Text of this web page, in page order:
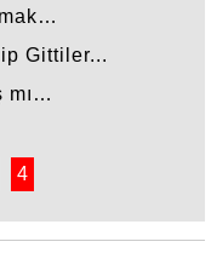
Gittiler...
mı…
4